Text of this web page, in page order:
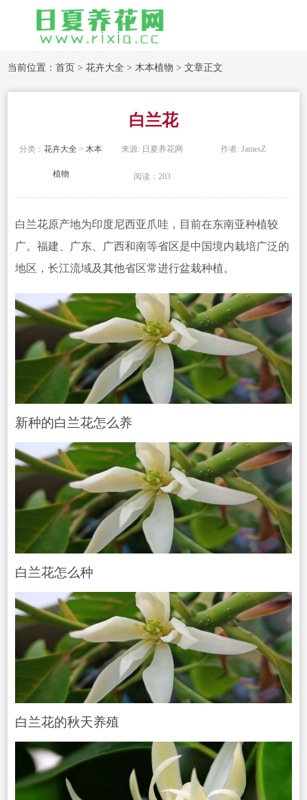
当前位置：首页 >花卉大全 >木本植物 > 文章正文
白兰花
分类：花卉大全 >木本
植物
来源: 日夏养花网 作者: JamesZ
阅读：203
白兰花原产地为印度尼西亚爪哇，目前在东南亚种植较
广。福建、广东、广西和南等省区是中国境内栽培广泛的
地区，长江流域及其他省区常进行盆栽种植。
新种的白兰花怎么养
白兰花怎么种
白兰花的秋天养殖